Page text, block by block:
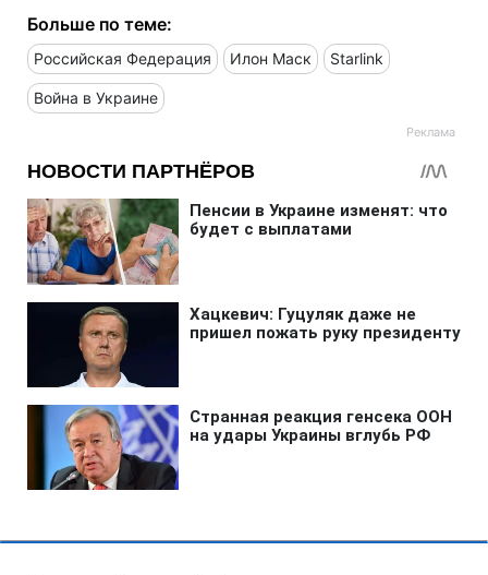
Больше по теме:
Российская Федерация Илон Маск Starlink
Война в Украине